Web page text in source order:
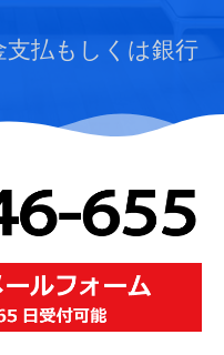
支払もしくは銀行